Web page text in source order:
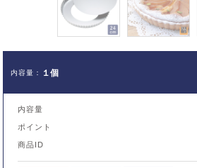
１個
内容量
ポイント
商品ID